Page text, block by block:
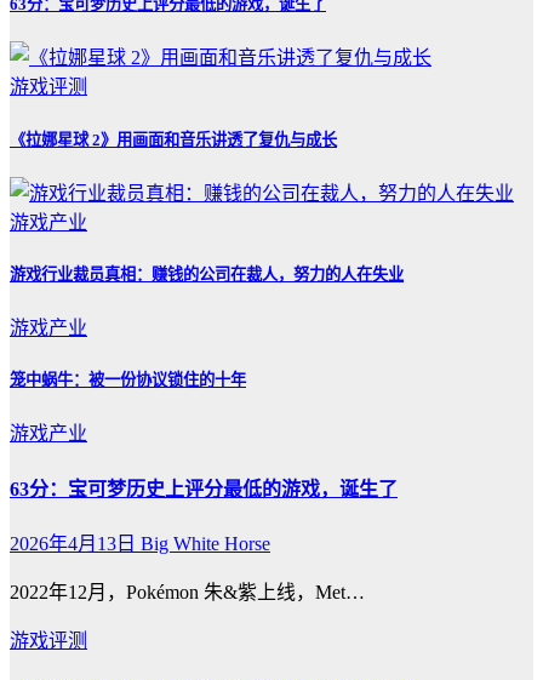
63分：宝可梦历史上评分最低的游戏，诞生了
游戏评测
《拉娜星球 2》用画面和音乐讲透了复仇与成长
游戏产业
游戏行业裁员真相：赚钱的公司在裁人，努力的人在失业
游戏产业
笼中蜗牛：被一份协议锁住的十年
游戏产业
63分：宝可梦历史上评分最低的游戏，诞生了
2026年4月13日 Big White Horse
2022年12月，Pokémon 朱&紫上线，Met…
游戏评测